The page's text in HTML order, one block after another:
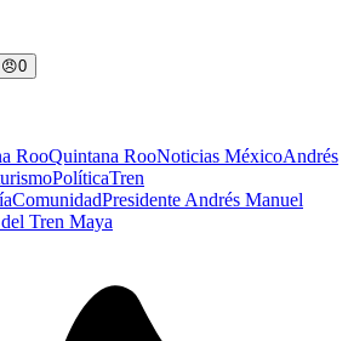
😠0
RooQuintana RooNoticias MéxicoAndrés
PolíticaTren
ComunidadPresidente Andrés Manuel
Tren Maya